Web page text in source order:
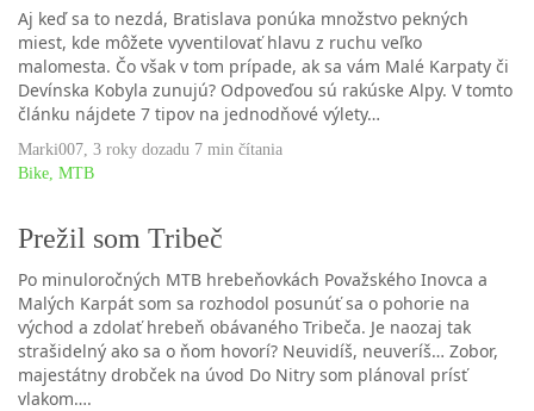
Aj keď sa to nezdá, Bratislava ponúka množstvo pekných
miest, kde môžete vyventilovať hlavu z ruchu veľko
malomesta. Čo však v tom prípade, ak sa vám Malé Karpaty či
Devínska Kobyla zunujú? Odpoveďou sú rakúske Alpy. V tomto
článku nájdete 7 tipov na jednodňové výlety…
Marki007 3 roky dozadu 7 min čítania
Bike MTB
Prežil som Tribeč
Po minuloročných MTB hrebeňovkách Považského Inovca a
Malých Karpát som sa rozhodol posunúť sa o pohorie na
východ a zdolať hrebeň obávaného Tribeča. Je naozaj tak
strašidelný ako sa o ňom hovorí? Neuvidíš, neuveríš… Zobor,
majestátny drobček na úvod Do Nitry som plánoval prísť
vlakom….